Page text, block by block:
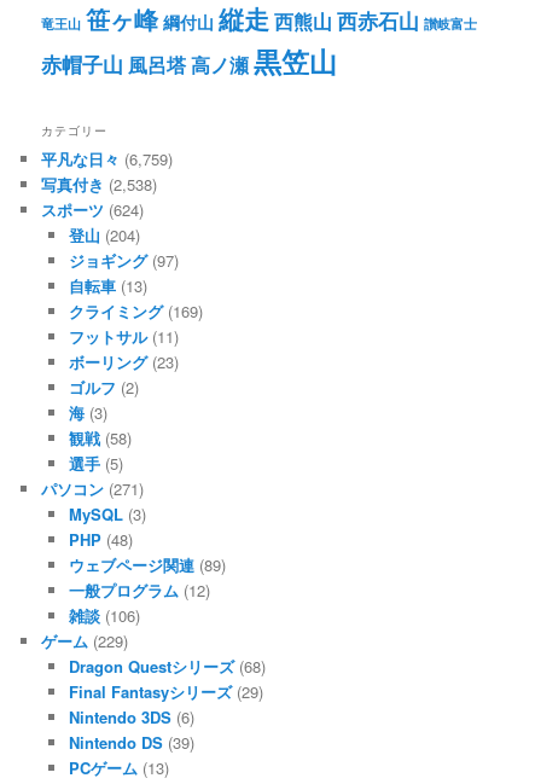
竜王山 笹ヶ峰 綱付山 縦走西熊山 西赤石山 讃岐富士
赤帽子山 風呂塔高ノ瀬黒笠山
カテゴリー
平凡な日々 (6,759)
写真付き (2,538)
スポーツ (624)
登山 (204)
ジョギング(97)
自転車(13)
クライミング(169)
フットサル(11)
ボーリング(23)
ゴルフ (2)
海(3)
観戦(58)
選手(5)
パソコン (271)
MySQL(3)
PHP(48)
ウェブページ関連(89)
一般プログラム(12)
雑談(106)
ゲーム (229)
Dragon Questシリーズ(68)
Final Fantasyシリーズ(29)
Nintendo 3DS(6)
Nintendo DS(39)
PCゲーム(13)